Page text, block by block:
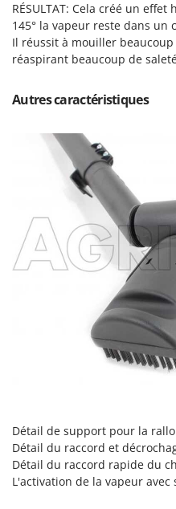
Sécateurs et
Sécateurs
Semoirs et Épandeurs
Souffleurs aspirateurs
Soufreuses -
Soufreuses -
Taille-haies
Taille-haies à bras
Tarières
Tondeuses à Gazon
Tondeuses
Tondeuses
Trancheuses
Trancheuses de sol
Treuils de débardage
Tronçonneuses
V
J JOLLY ITALIA
K
KAAZ
Kasco
Kemper
Keter
KitchenAid
Komo
L
Lampacrescia - MGM
Landxcape
LAR Casalinghi
Lisam
Lotusgrill
M
RÉSULTAT: Cela créé un
145° la vapeur reste dans un
Il réussit à mouiller
réaspirant beaucoup de
Autres caractéristiques
Détail de support pour la
Détail du raccord et
Détail du raccord rapide du
L'activation de la vapeur